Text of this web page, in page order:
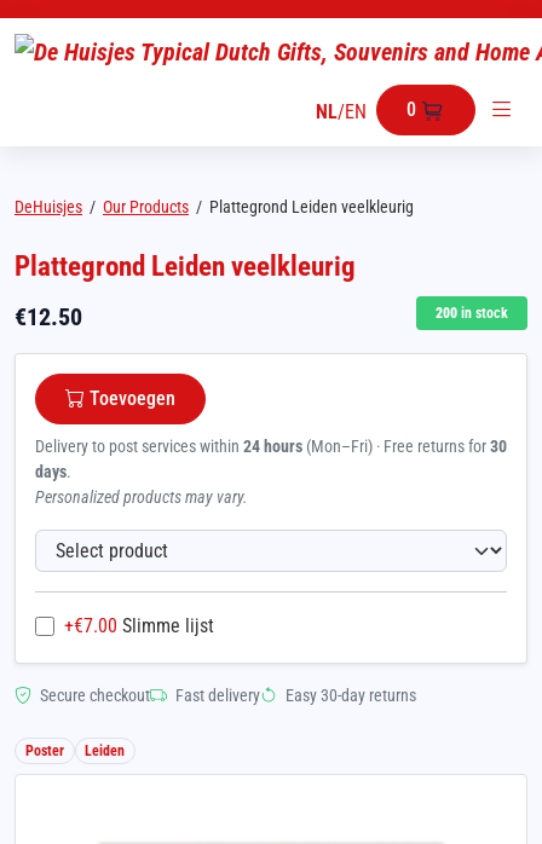
NL/EN 0
DeHuisjes / Our Products / Plattegrond Leiden veelkleurig
Plattegrond Leiden veelkleurig
€12.50 200 in stock
Toevoegen
Delivery to post services within 24 hours (Mon–Fri) · Free returns for30
days.
Personalized products may vary.
+€7.00 Slimme lijst
Secure checkout Fast delivery Easy 30-day returns
Poster Leiden